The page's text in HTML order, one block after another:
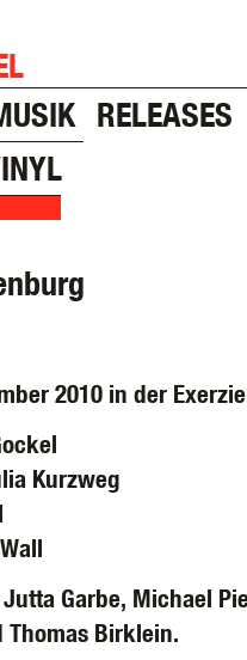
RELEASES
2010 in der
Kurzweg
Garbe, Michael
Thomas Birklein.